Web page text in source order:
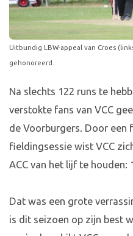
Uitbundig LBW-appeal van Croes
gehonoreerd.
Na slechts 122 runs te
verstokte fans van VCC
de Voorburgers. Door een
fieldingsessie wist VCC
ACC van het lijf te houden:
Dat was een grote
is dit seizoen op zijn best